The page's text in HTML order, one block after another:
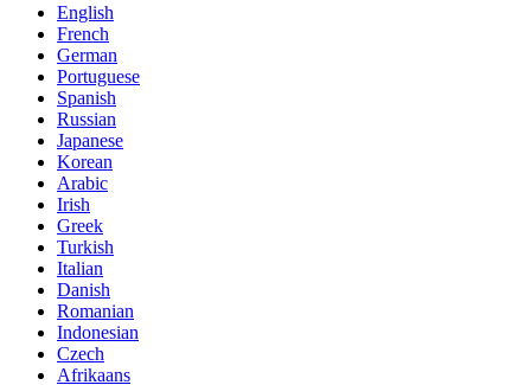
English
French
German
Portuguese
Spanish
Russian
Japanese
Korean
Arabic
Irish
Greek
Turkish
Italian
Danish
Romanian
Indonesian
Czech
Afrikaans